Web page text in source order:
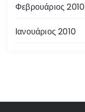
Φεβρουάριος 2010
Ιανουάριος 2010